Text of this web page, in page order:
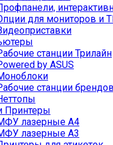
для мониторов и
станции Трилайн
by ASUS
станции
Принтеры
лазерные А4
лазерные А3